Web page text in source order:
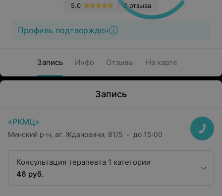
2 отзыва
5.0
Профиль подтвержден
Запись Инфо Отзывы На карте
Запись
«РКМЦ»
Минский р-н, аг. Ждановичи, 81/5 до 15:00
Консультация терапевта 1 категории
46 руб.